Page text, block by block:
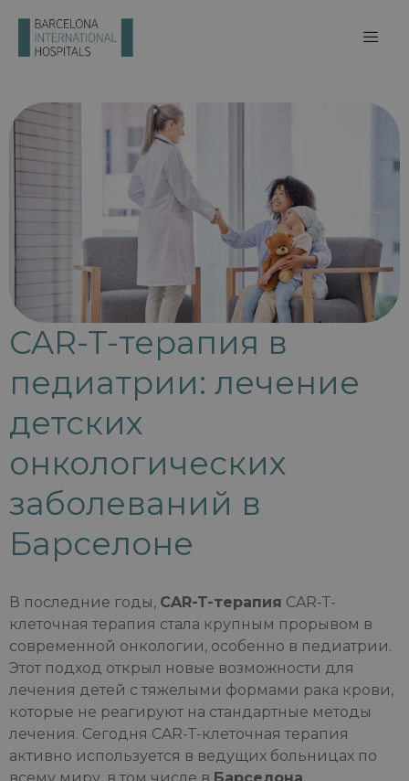
CAR-T-терапия в
педиатрии: лечение
детских
онкологических
заболеваний в
Барселоне
В последние годы, CAR-T-терапия CAR-T-
клеточная терапия стала крупным прорывом в
современной онкологии, особенно в педиатрии.
Этот подход открыл новые возможности для
лечения детей с тяжелыми формами рака крови,
которые не реагируют на стандартные методы
лечения. Сегодня CAR-T-клеточная терапия
активно используется в ведущих больницах по